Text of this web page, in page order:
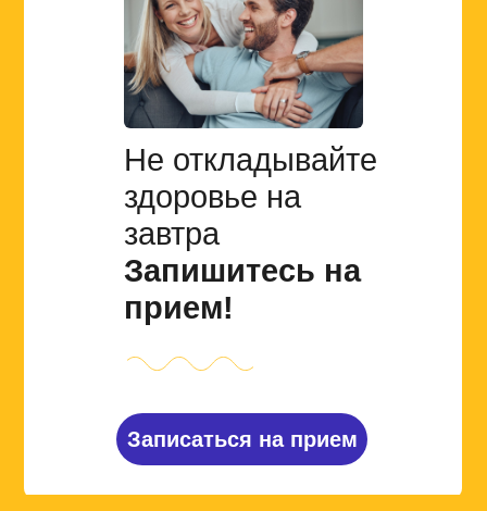
Не откладывайте
здоровье на
завтра
Запишитесь на
прием!
Записаться на прием